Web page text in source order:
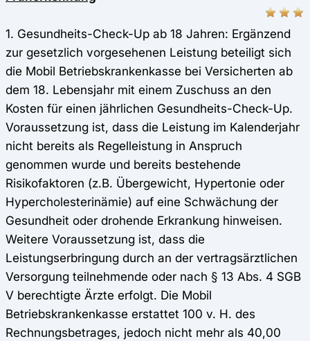
1. Gesundheits-Check-Up ab 18 Jahren: Ergänzend
zur gesetzlich vorgesehenen Leistung beteiligt sich
die Mobil Betriebskrankenkasse bei Versicherten ab
dem 18. Lebensjahr mit einem Zuschuss an den
Kosten für einen jährlichen Gesundheits-Check-Up.
Voraussetzung ist, dass die Leistung im Kalenderjahr
nicht bereits als Regelleistung in Anspruch
genommen wurde und bereits bestehende
Risikofaktoren (z.B. Übergewicht, Hypertonie oder
Hypercholesterinämie) auf eine Schwächung der
Gesundheit oder drohende Erkrankung hinweisen.
Weitere Voraussetzung ist, dass die
Leistungserbringung durch an der vertragsärztlichen
Versorgung teilnehmende oder nach § 13 Abs. 4 SGB
V berechtigte Ärzte erfolgt. Die Mobil
Betriebskrankenkasse erstattet 100 v. H. des
Rechnungsbetrages, jedoch nicht mehr als 40,00